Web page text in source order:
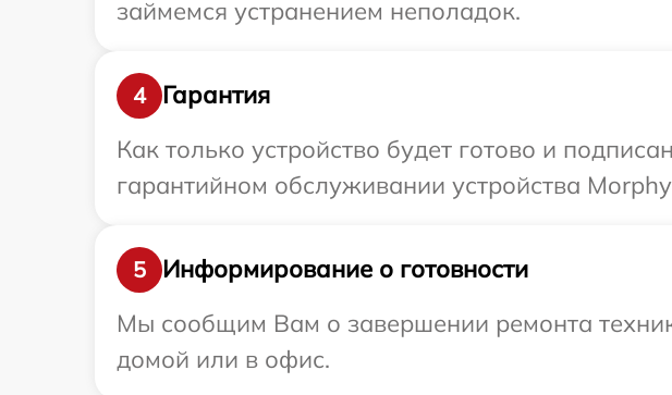
займемся устранением неполадок.
4
Гарантия
Как только устройство будет готово и
гарантийном обслуживании устройства
5
Информирование о готовности
Мы сообщим Вам о завершении ремонта
домой или в офис.